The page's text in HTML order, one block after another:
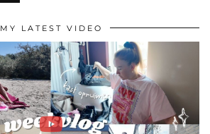
MY LATEST VIDEO